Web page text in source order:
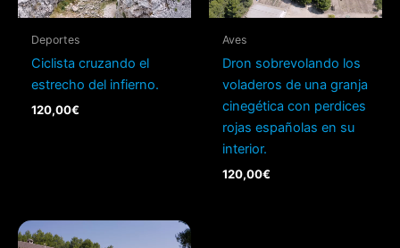
Deportes
Ciclista cruzando el
estrecho del infierno.
120,00€
Aves
Dron sobrevolando los
voladeros de una granja
cinegética con perdices
rojas españolas en su
interior.
120,00€